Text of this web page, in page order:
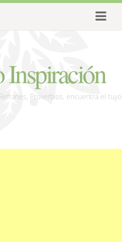
Inspiración
Proverbios, encuentra el tuyo